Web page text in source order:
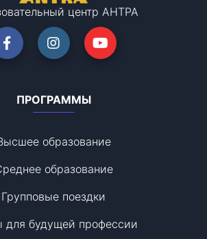
центр АНТРА
ПРОГРАММЫ
образование
образование
Групповые поездки
для будущей профессии